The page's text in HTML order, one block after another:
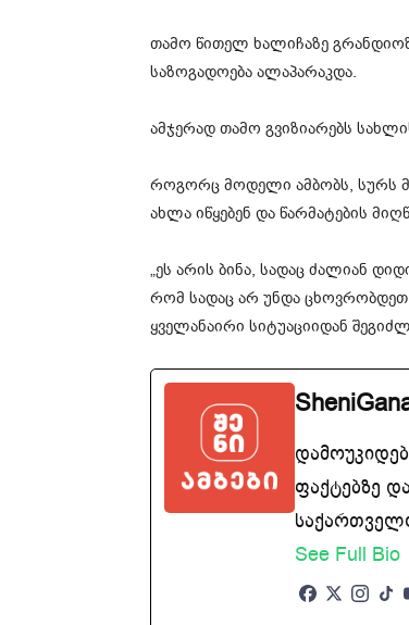
თამო წითელ ხალიჩაზე
საზოგადოება ალაპარაკდა.
ამჯერად თამო გვიზიარებს
როგორც მოდელი ამბობს, სურს
ახლა იწყებენ და წარმატების
„ეს არის ბინა, სადაც ძალიან
რომ სადაც არ უნდა
ყველანაირი სიტუაციიდან
ფაქტებზე
See Full Bio